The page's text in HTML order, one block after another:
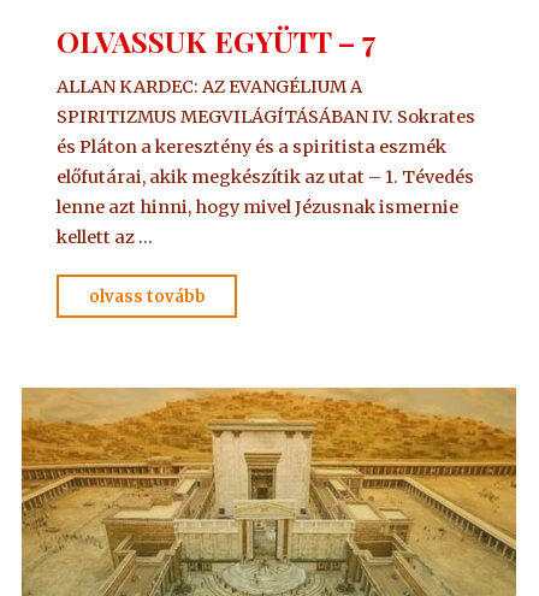
OLVASSUK EGYÜTT – 7
ALLAN KARDEC: AZ EVANGÉLIUM A
SPIRITIZMUS MEGVILÁGÍTÁSÁBAN IV. Sokrates
és Pláton a keresztény és a spiritista eszmék
előfutárai, akik megkészítik az utat – 1. Tévedés
lenne azt hinni, hogy mivel Jézusnak ismernie
kellett az …
olvass tovább
EGYÜTT
7"